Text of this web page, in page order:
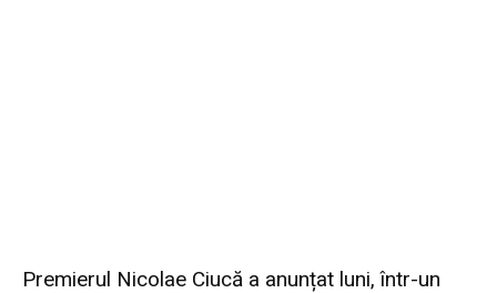
Premierul Nicolae Ciucă a anunțat luni, într-un